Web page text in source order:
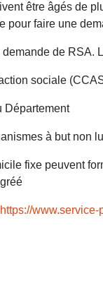
être âgés de
pour faire une
de RSA.
sociale
Département
à but non
fixe peuvent
https://